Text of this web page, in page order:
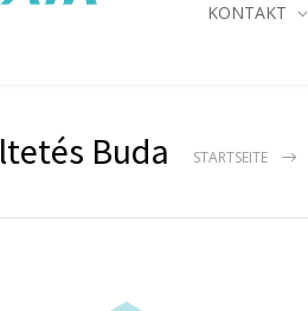
KONTAKT
Buda STARTSEITE